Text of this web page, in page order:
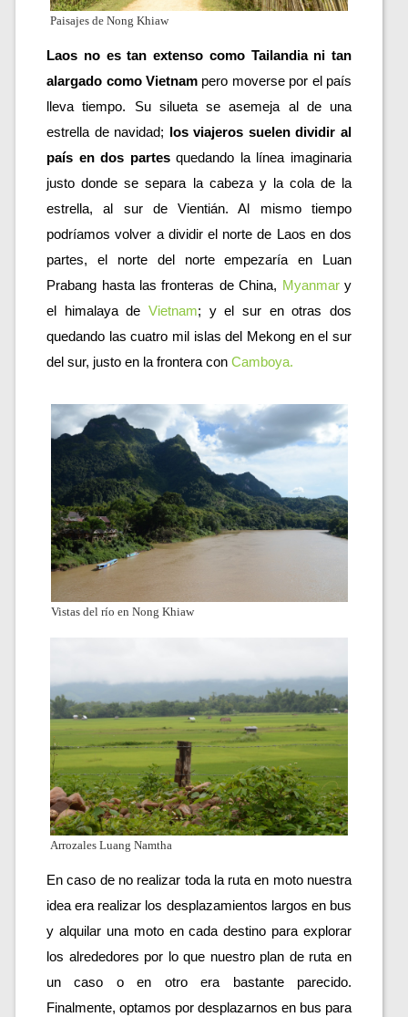
Paisajes de Nong Khiaw
Laos no es tan extenso como Tailandia ni tan
alargado como Vietnam pero moverse por el país
lleva tiempo. Su silueta se asemeja al de una
estrella de navidad;
los viajeros suelen dividir al
país en dos partes quedando la línea imaginaria
justo donde se separa la cabeza y la cola de la
estrella, al sur de Vientián. Al mismo tiempo
podríamos volver a dividir el norte de Laos en dos
partes, el norte del norte empezaría en Luan
Prabang hasta las fronteras de China, Myanmar y
el himalaya de Vietnam; y el sur en otras dos
quedando las cuatro mil islas del Mekong en el sur
del sur, justo en la frontera con Camboya.
Vistas del río en Nong Khiaw
Arrozales Luang Namtha
En caso de no realizar toda la ruta en moto nuestra
idea era realizar los desplazamientos largos en bus
y alquilar una moto en cada destino para explorar
los alrededores por lo que nuestro plan de ruta en
un caso o en otro era bastante parecido.
Finalmente, optamos por desplazarnos en bus para